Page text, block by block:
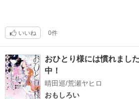
いいね 0件
おひとり様には慣れまし
中！
晴田巡/荒瀬ヤヒロ
おもしろい